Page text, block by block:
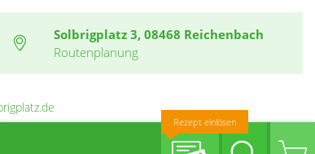
Solbrigplatz 3, 08468 Reichenbach
Routenplanung
Rezept einlösen
Suche